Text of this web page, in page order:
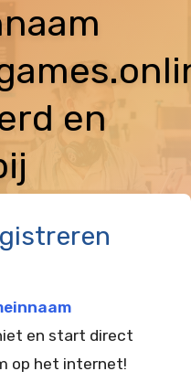
en
en start direct
op het internet!